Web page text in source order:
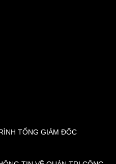
TỔNG GIÁM ĐỐC